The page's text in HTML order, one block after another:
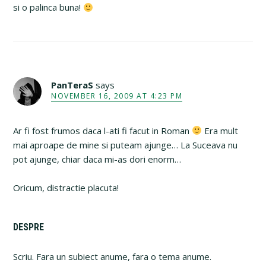
si o palinca buna!
PanTeraS says
NOVEMBER 16, 2009 AT 4:23 PM
Ar fi fost frumos daca l-ati fi facut in Roman
Era mult
mai aproape de mine si puteam ajunge… La Suceava nu
pot ajunge, chiar daca mi-as dori enorm…
Oricum, distractie placuta!
Primary
Sidebar
DESPRE
Scriu. Fara un subiect anume, fara o tema anume.